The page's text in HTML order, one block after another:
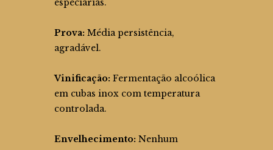
especiarias.
Prova: Média persistência,
agradável.
Vinificação: Fermentação alcoólica
em cubas inox com temperatura
controlada.
Envelhecimento: Nenhum